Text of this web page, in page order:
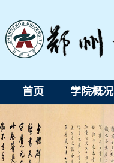
首页 学院概况